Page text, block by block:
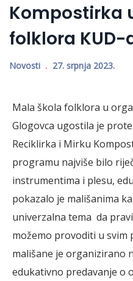
Kompostirka
folklora KUD-
Novosti 27. srpnja 2023.
Mala škola folklora u
Glogovca ugostila je
Reciklirka i Mirku
programu najviše bilo
instrumentima i plesu,
pokazalo je mališanima
univerzalna tema da
možemo provoditi u svim
mališane je organizirano
edukativno predavanje o